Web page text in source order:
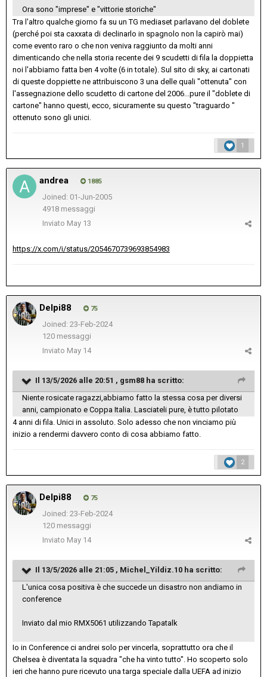
Ora sono "imprese" e "vittorie storiche"
Tra l'altro qualche giorno fa su un TG mediaset parlavano del doblete
(perché poi sta caxxata di declinarlo in spagnolo non la capirò mai)
come evento raro o che non veniva raggiunto da molti anni
dimenticando che nella storia recente dei 9 scudetti di fila la doppietta
noi l'abbiamo fatta ben 4 volte (6 in totale). Sul sito di sky, ai cartonati
di queste doppiette ne attribuiscono 3 una delle quali "ottenuta" con
l'assegnazione dello scudetto di cartone del 2006...pure il "doblete di
cartone" hanno questi, ecco, sicuramente su questo "traguardo "
ottenuto sono gli unici.
1
andrea 1885
Joined: 01-Jun-2005
4918 messaggi
Inviato May 13
https://x.com/i/status/2054670739693854983
Delpi88 75
Joined: 23-Feb-2024
120 messaggi
Inviato May 14
Il 13/5/2026 alle 20:51 , gsm88 ha scritto:
Niente rosicate ragazzi,abbiamo fatto la stessa cosa per diversi
anni, campionato e Coppa Italia. Lasciateli pure, è tutto pilotato
4 anni di fila. Unici in assoluto. Solo adesso che non vinciamo più
inizio a rendermi davvero conto di cosa abbiamo fatto.
2
Delpi88 75
Joined: 23-Feb-2024
120 messaggi
Inviato May 14
Il 13/5/2026 alle 21:05 , Michel_Yildiz.10 ha scritto:
L'unica cosa positiva è che succede un disastro non andiamo in
conference
Inviato dal mio RMX5061 utilizzando Tapatalk
Io in Conference ci andrei solo per vincerla, soprattutto ora che il
Chelsea è diventata la squadra "che ha vinto tutto". Ho scoperto solo
ieri che hanno pure ricevuto una targa speciale dalla UEFA ad inizio